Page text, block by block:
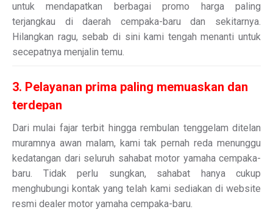
untuk mendapatkan berbagai promo harga paling
terjangkau di daerah cempaka-baru dan sekitarnya.
Hilangkan ragu, sebab di sini kami tengah menanti untuk
secepatnya menjalin temu.
3. Pelayanan prima paling memuaskan dan
terdepan
Dari mulai fajar terbit hingga rembulan tenggelam ditelan
muramnya awan malam, kami tak pernah reda menunggu
kedatangan dari seluruh sahabat motor yamaha cempaka-
baru. Tidak perlu sungkan, sahabat hanya cukup
menghubungi kontak yang telah kami sediakan di website
resmi dealer motor yamaha cempaka-baru.